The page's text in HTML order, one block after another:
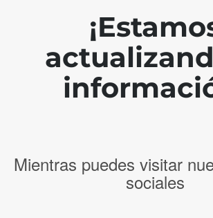
Mientras puedes visitar
sociales